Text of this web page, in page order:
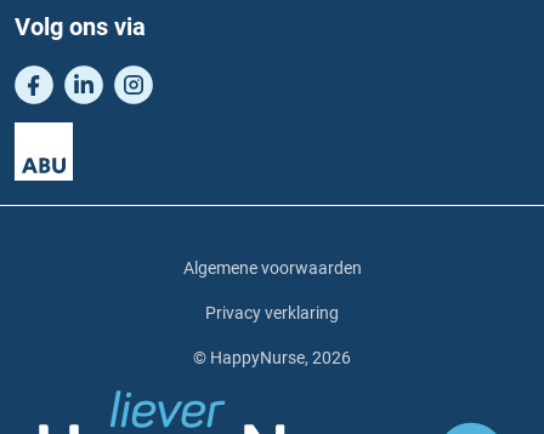
Volg ons via
Algemene voorwaarden
Privacy verklaring
© HappyNurse, 2026